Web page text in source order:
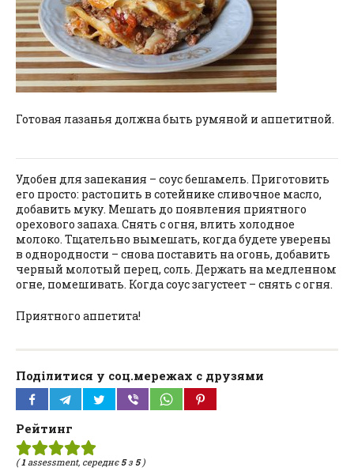
Готовая лазанья должна быть румяной и аппетитной.
Удобен для запекания – соус бешамель. Приготовить
его просто: растопить в сотейнике сливочное масло,
добавить муку. Мешать до появления приятного
орехового запаха. Снять с огня, влить холодное
молоко. Тщательно вымешать, когда будете уверены
в однородности – снова поставить на огонь, добавить
черный молотый перец, соль. Держать на медленном
огне, помешивать. Когда соус загустеет – снять с огня.
Приятного аппетита!
Поділитися у соц.мережах с друзями
Рейтинг
(1assessment, середнє5з 5)